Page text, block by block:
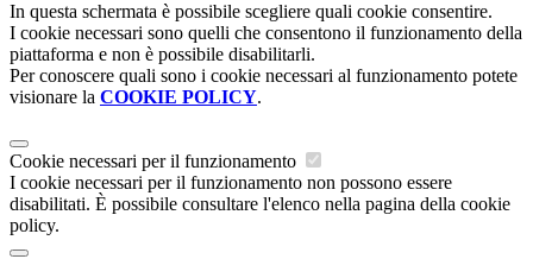
In questa schermata è possibile scegliere quali cookie consentire.
I cookie necessari sono quelli che consentono il funzionamento della
piattaforma e non è possibile disabilitarli.
Per conoscere quali sono i cookie necessari al funzionamento potete
visionare la COOKIE POLICY.
Cookie necessari per il funzionamento
I cookie necessari per il funzionamento non possono essere
disabilitati. È possibile consultare l'elenco nella pagina della cookie
policy.